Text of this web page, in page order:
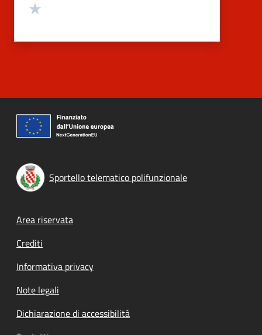
Sportello telematico polifunzionale
Footer menu
Area riservata
Crediti
Informativa privacy
Note legali
Dichiarazione di accessibilità